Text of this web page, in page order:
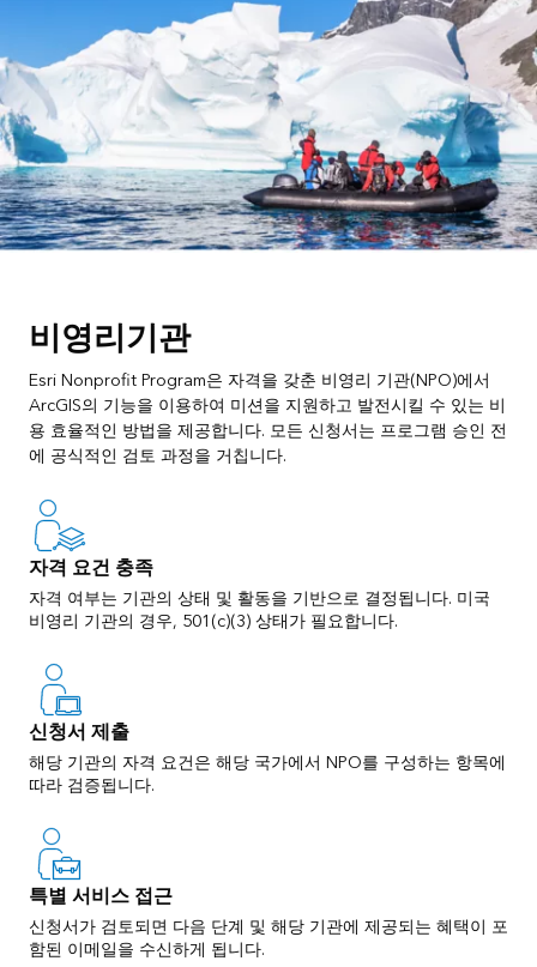
비영리기관
Esri Nonprofit Program은 자격을 갖춘 비영리 기관(NPO)에서
ArcGIS의 기능을 이용하여 미션을 지원하고 발전시킬 수 있는 비
용 효율적인 방법을 제공합니다. 모든 신청서는 프로그램 승인 전
에 공식적인 검토 과정을 거칩니다.
자격 요건 충족
자격 여부는 기관의 상태 및 활동을 기반으로 결정됩니다. 미국
비영리 기관의 경우, 501(c)(3) 상태가 필요합니다.
신청서 제출
해당 기관의 자격 요건은 해당 국가에서 NPO를 구성하는 항목에
따라 검증됩니다.
특별 서비스 접근
신청서가 검토되면 다음 단계 및 해당 기관에 제공되는 혜택이 포
함된 이메일을 수신하게 됩니다.